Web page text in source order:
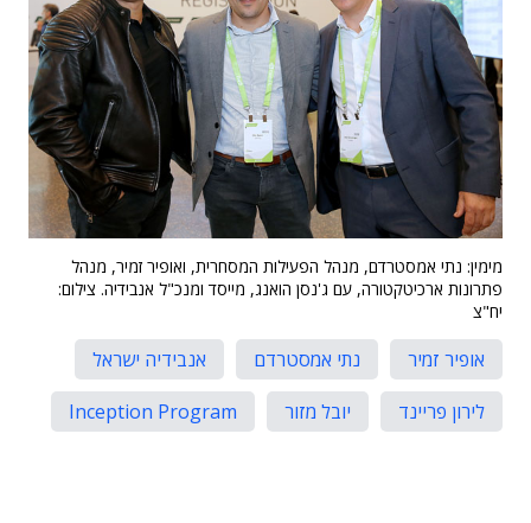
מימין: נתי אמסטרדם, מנהל הפעילות המסחרית, ואופיר זמיר, מנהל
פתרונות ארכיטקטורה, עם ג'נסן הואנג, מייסד ומנכ"ל אנבידיה. צילום:
יח"צ
אופיר זמיר נתי אמסטרדם
אנבידיה ישראל
לירון פריינד
יובל מזור Inception Program